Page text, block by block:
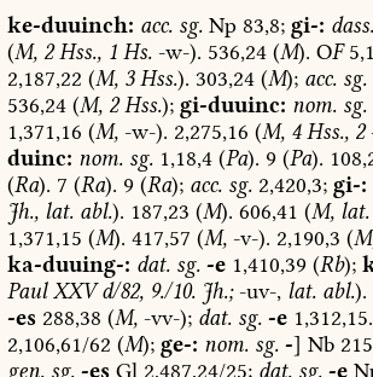
ke-duuinch: acc.sg.Np83,8; gi-: dass.
(M,2Hss.,1Hs.-w-). 536,24(M). OF
2,187,22 (M,3Hss.). 303,24 (M); acc.sg.
536,24(M,2Hss.); gi-duuinc: nom.sg.
1,371,16 (M,-w-). 2,275,16 (M,4Hss.,2
duinc: nom.sg.1,18,4(Pa). 9 (Pa).
(Ra). 7 (Ra). 9 (Ra); acc.sg.2,420,3; gi-:
Jh.,lat.abl.). 187,23 (M). 606,41 (M,lat.
1,371,15 (M). 417,57 (M,-v-). 2,190,3 (
ka-duuing-: dat.sg. -e1,410,39 (Rb);
PaulXXVd/82,9./10.Jh.;-uv-, lat.abl.).
-es288,38 (M,-vv-); dat.sg. -e1,312,15.
2,106,61/62 (M); ge-: nom.sg. -] Nb
gen.sg. -esGl2,487,24/25; dat.sg. -e